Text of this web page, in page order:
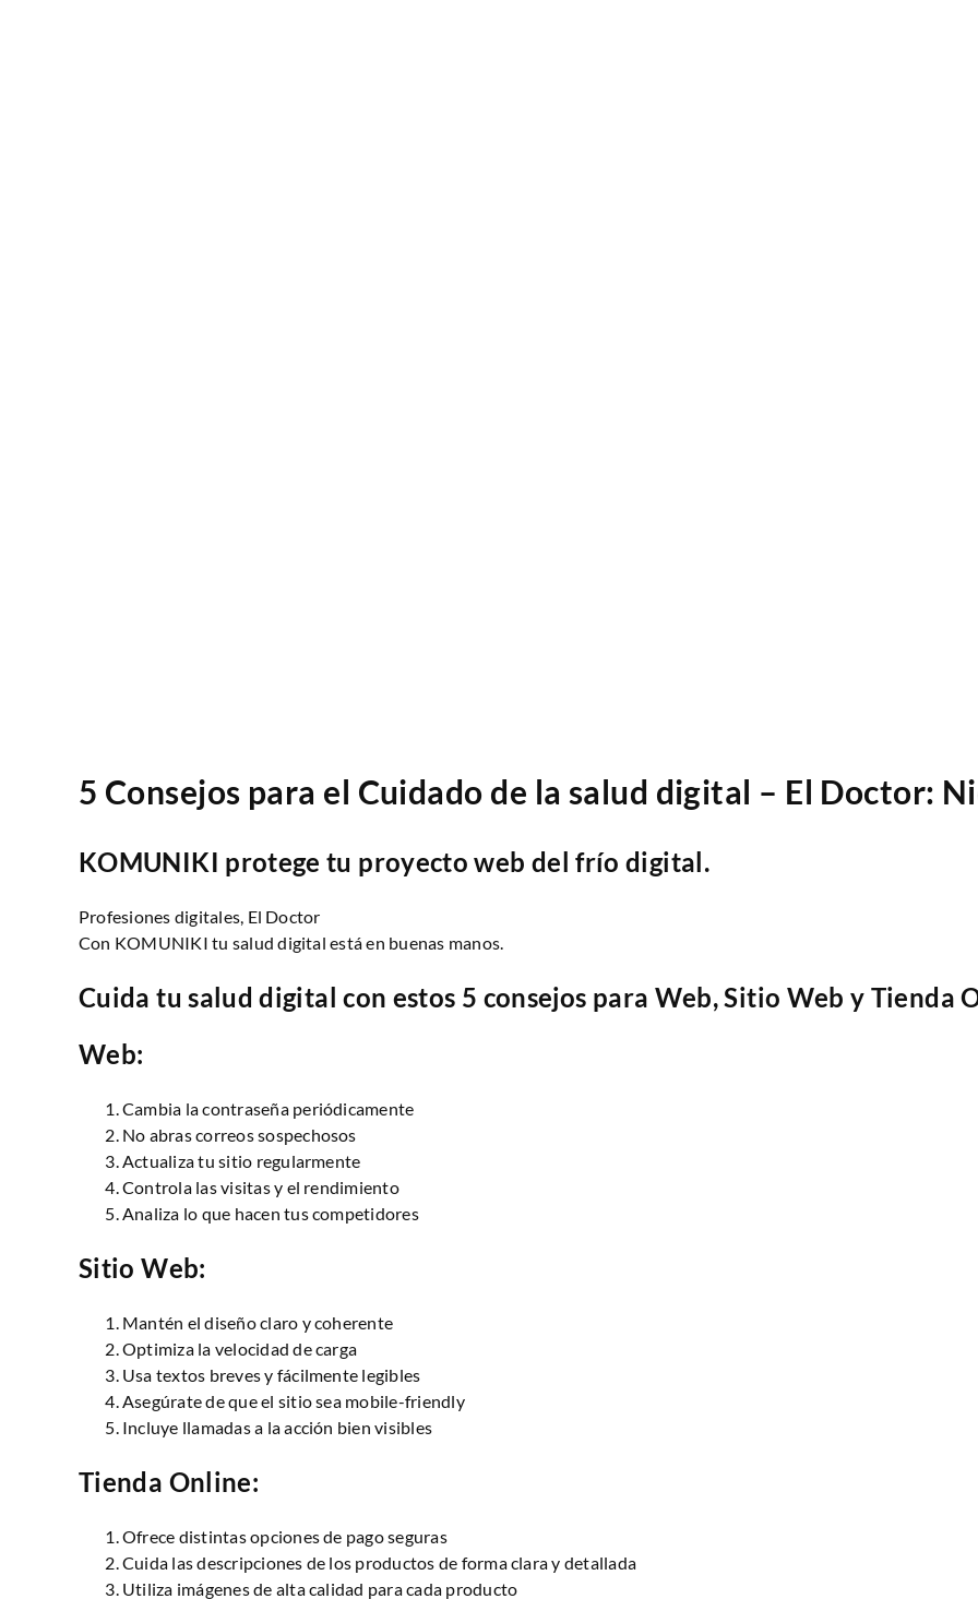
5 Consejos para el Cuidado de la salud digital – El Doctor:
KOMUNIKI protege tu proyecto web del frío digital.
Profesiones digitales, El Doctor
Con KOMUNIKI tu salud digital está en buenas manos.
Cuida tu salud digital con estos 5 consejos para Web, Sitio Web y Tienda
Web:
Cambia la contraseña periódicamente
No abras correos sospechosos
Actualiza tu sitio regularmente
Controla las visitas y el rendimiento
Analiza lo que hacen tus competidores
Sitio Web:
Mantén el diseño claro y coherente
Optimiza la velocidad de carga
Usa textos breves y fácilmente legibles
Asegúrate de que el sitio sea mobile-friendly
Incluye llamadas a la acción bien visibles
Tienda Online:
Ofrece distintas opciones de pago seguras
Cuida las descripciones de los productos de forma clara y detallada
Utiliza imágenes de alta calidad para cada producto